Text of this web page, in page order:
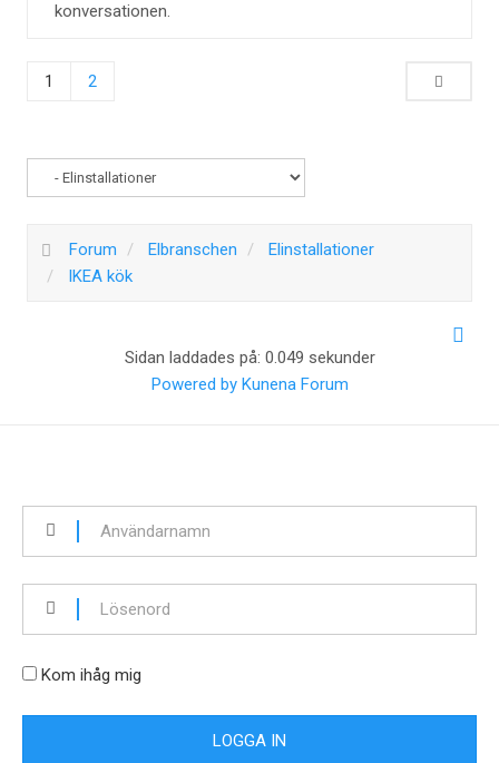
konversationen.
1 2
Forum Elbranschen
Elinstallationer
IKEA kök
Sidan laddades på: 0.049 sekunder
Powered by Kunena Forum
Kom ihåg mig